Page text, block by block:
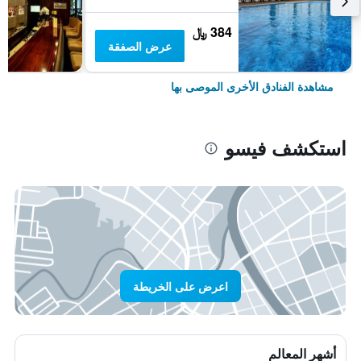
384 ﷼
عرض الصفقة
مشاهدة الفنادق الأخرى الموصى بها
استكشف فيسو
اعرض على الخريطة
أشهر المعالم